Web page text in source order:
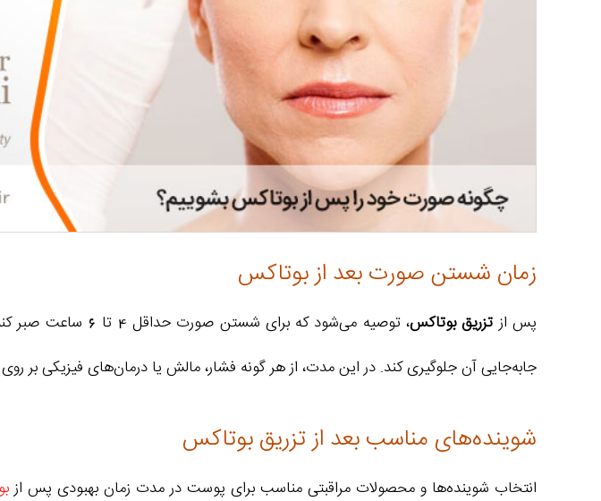
زمان شستن صورت بعد از بوتاکس
پس از تزریق بوتاکس
، توصیه می‌شود
جابه‌جایی آن جلوگیری کند. در این مدت، از هر گونه فشار، مالش یا درمان‌های فیزیکی بر
شوینده‌های مناسب بعد از تزریق بوتاکس
انتخاب شوینده‌ها و محصولات مراقبتی مناسب برای پوست در مدت زمان بهبودی پس از